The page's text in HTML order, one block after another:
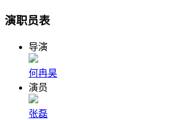
演职员表
导演
何冉昊
演员
张磊